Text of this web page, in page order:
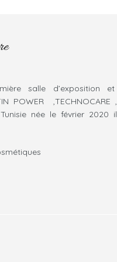
salle d’exposition et
POWER ,TECHNOCARE ,
née le février 2020 il